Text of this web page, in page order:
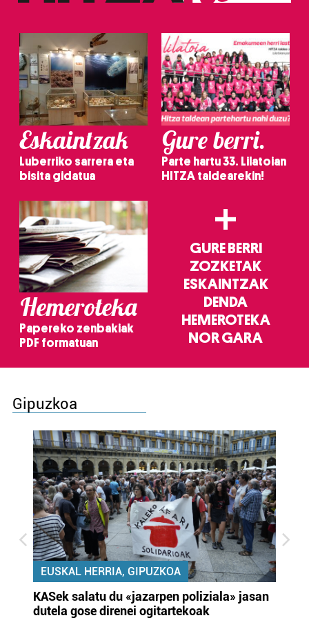
Eskaintzak
Luberriko sarrera eta
bisita gidatua
Gure berri.
Parte hartu 33. Lilatoian
HITZA taldearekin!
Hemeroteka
Papereko zenbakiak
PDF formatuan
+
GURE BERRI
ZOZKETAK
ESKAINTZAK
DENDA
HEMEROTEKA
NOR GARA
Gipuzkoa
EUSKAL HERRIA, GIPUZKOA
KASek salatu du «jazarpen poliziala» jasan
dutela gose direnei ogitartekoak